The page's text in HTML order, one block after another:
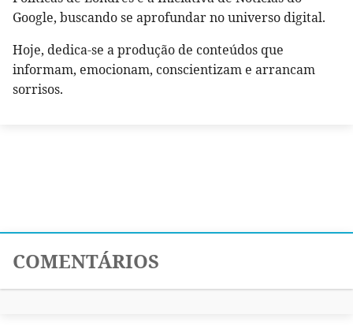
Google, buscando se aprofundar no universo digital.
Hoje, dedica-se a produção de conteúdos que
informam, emocionam, conscientizam e arrancam
sorrisos.
COMENTÁRIOS